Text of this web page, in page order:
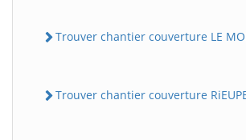
Trouver chantier couverture LE
Trouver chantier couverture